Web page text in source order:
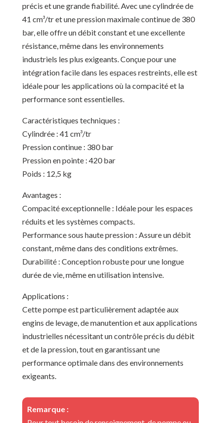
précis et une grande fiabilité. Avec une cylindrée de
41 cm³/tr et une pression maximale continue de 380
bar, elle offre un débit constant et une excellente
résistance, même dans les environnements
industriels les plus exigeants. Conçue pour une
intégration facile dans les espaces restreints, elle est
idéale pour les applications où la compacité et la
performance sont essentielles.
Caractéristiques techniques :
Cylindrée : 41 cm³/tr
Pression continue : 380 bar
Pression en pointe : 420 bar
Poids : 12,5 kg
Avantages :
Compacité exceptionnelle : Idéale pour les espaces
réduits et les systèmes compacts.
Performance sous haute pression : Assure un débit
constant, même dans des conditions extrêmes.
Durabilité : Conception robuste pour une longue
durée de vie, même en utilisation intensive.
Applications :
Cette pompe est particulièrement adaptée aux
engins de levage, de manutention et aux applications
industrielles nécessitant un contrôle précis du débit
et de la pression, tout en garantissant une
performance optimale dans des environnements
exigeants.
Remarque :